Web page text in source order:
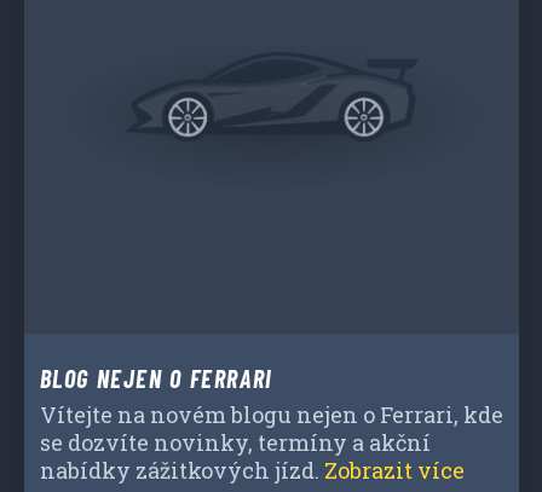
BLOG NEJEN O FERRARI
Vítejte na novém blogu nejen o Ferrari, kde
se dozvíte novinky, termíny a akční
nabídky zážitkových jízd. Zobrazit více